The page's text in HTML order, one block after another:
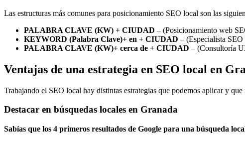
Las estructuras más comunes para posicionamiento SEO local son las
PALABRA CLAVE (KW) + CIUDAD – (Posicionamiento web
KEYWORD (Palabra Clave)+ en + CIUDAD – (Especialista
PALABRA CLAVE (KW)+ cerca de + CIUDAD – (Consultoría
Ventajas de una estrategia en SEO local en
Trabajando el SEO local hay distintas estrategias que podemos aplicar y
Destacar en búsquedas locales en Granada
Sabías que los 4 primeros resultados de Google para una búsqueda